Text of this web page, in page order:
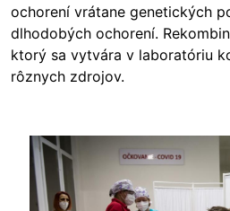
ochorení vrátane genetických
dlhodobých ochorení.
ktorý sa vytvára v laboratóriu
rôznych zdrojov.
Image